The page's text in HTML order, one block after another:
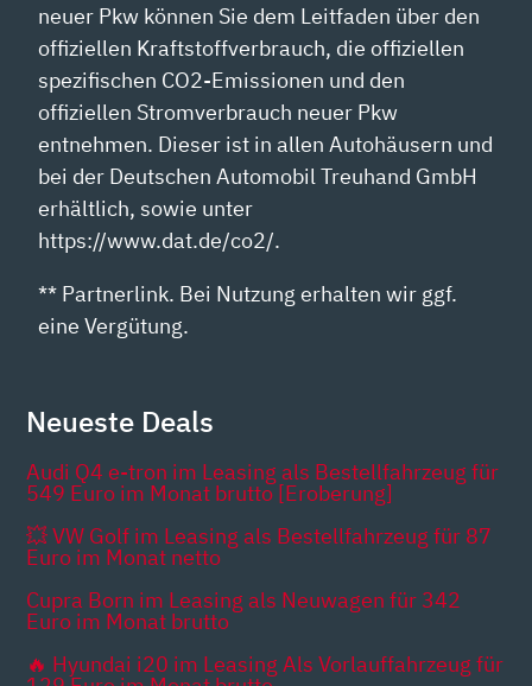
neuer Pkw können Sie dem Leitfaden über den
offiziellen Kraftstoffverbrauch, die offiziellen
spezifischen CO2-Emissionen und den
offiziellen Stromverbrauch neuer Pkw
entnehmen. Dieser ist in allen Autohäusern und
bei der Deutschen Automobil Treuhand GmbH
erhältlich, sowie unter
https://www.dat.de/co2/.
** Partnerlink. Bei Nutzung erhalten wir ggf.
eine Vergütung.
Neueste Deals
Audi Q4 e-tron im Leasing als Bestellfahrzeug für
549 Euro im Monat brutto [Eroberung]
💥 VW Golf im Leasing als Bestellfahrzeug für 87
Euro im Monat netto
Cupra Born im Leasing als Neuwagen für 342
Euro im Monat brutto
🔥 Hyundai i20 im Leasing Als Vorlauffahrzeug für